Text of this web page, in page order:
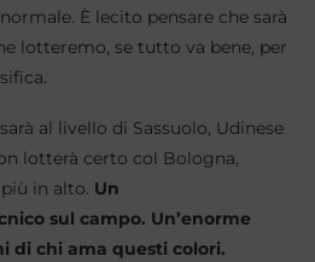
È lecito pensare che sarà
lotteremo, se tutto va bene, per
sarà al livello di Sassuolo, Udinese
lotterà certo col Bologna,
in alto. Un
sul campo. Un’enorme
di chi ama questi colori.